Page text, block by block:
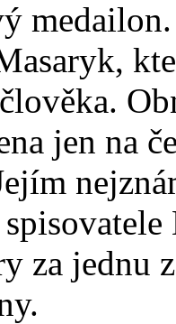
jen na
za jednu